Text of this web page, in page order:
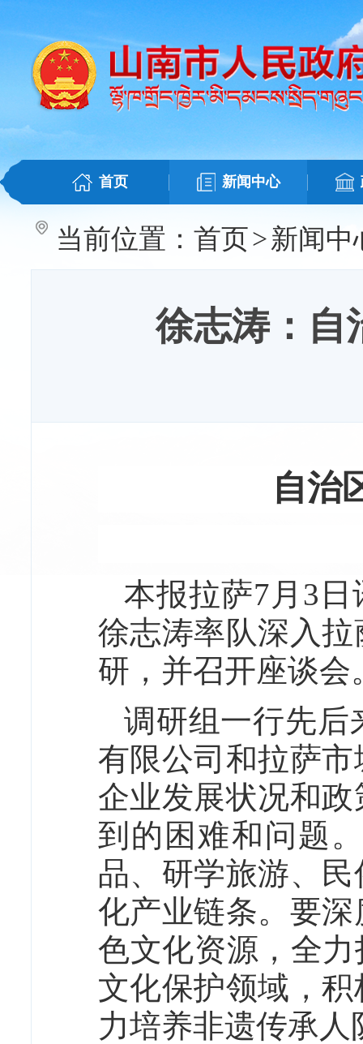
首页 新闻中心
当前位置： 首页>新闻中
徐志涛：自
自治
本报拉萨7月3
徐志涛率队深入
研，并召开座谈会
调研组一行先后
有限公司和拉萨
企业发展状况和
到的困难和问题
品、研学旅游、
化产业链条。要
色文化资源，全
文化保护领域，
力培养非遗传承